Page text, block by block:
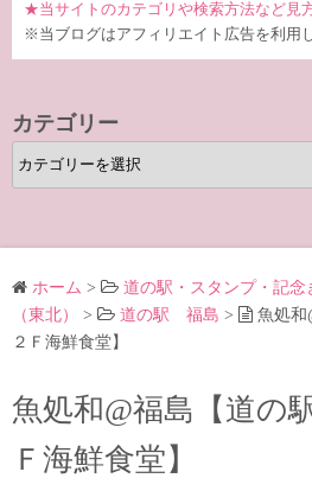
★当サイトのカテゴリや検索方法など見
※当ブログはアフィリエイト広告を利用
カテゴリー
カ
テ
リ
ー ホーム > 道の駅・スタンプ・記念
（東北）
> 道の駅 福島 >
魚処和
２Ｆ海鮮食堂】
魚処和@福島【道の
Ｆ海鮮食堂】